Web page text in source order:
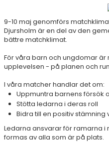
9-10 maj genomförs
Djursholm är en del av den
bättre matchklimat.
För våra barn och ungdomar
upplevelsen - på planen och
I våra matcher handlar det om:
Uppmuntra barnens försök
Stötta ledarna i deras roll
Bidra till en positiv stämning
Ledarna ansvarar för ramarna
formas av alla som är på plats.